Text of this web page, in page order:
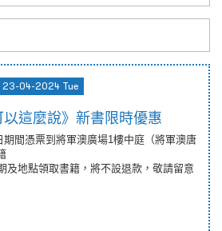
23-04-2024 Tue
以這麼說》新書限時優惠
期間憑票到將軍澳廣場1樓中庭（將軍澳唐
及地點領取書籍，將不設退款，敬請留意